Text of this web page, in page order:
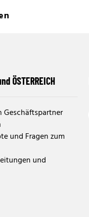
ÖSTERREICH
und Fragen zum
und